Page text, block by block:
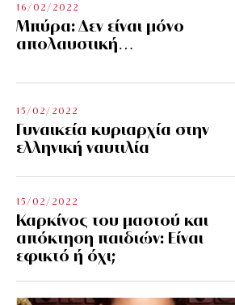
16/02/2022
Μπύρα: Δεν είναι μόνο
απολαυστική…
15/02/2022
Γυναικεία κυριαρχία στην
ελληνική ναυτιλία
15/02/2022
Καρκίνος του μαστού και
απόκτηση παιδιών: Είναι
εφικτό ή όχι;